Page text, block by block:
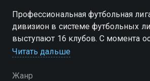
Профессиональная футбольная
дивизион в системе футбольных
выступают 16 клубов. С момента
называлась "Российская
Читать дальше
Жанр